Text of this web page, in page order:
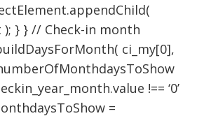
} } // Check-in month
ci_my[0],
!== ‘0’
=